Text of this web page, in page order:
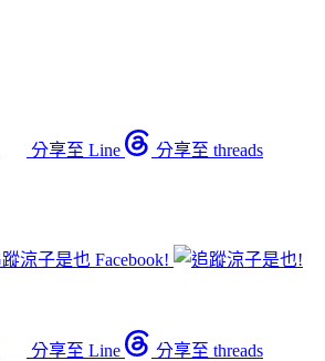
分享至 Line 分享至 threads
涼子是也 Facebook!
分享至 Line 分享至 threads